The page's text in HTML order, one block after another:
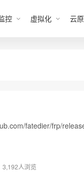
控 虚拟化 云
fatedier/frp/
3,192人浏览